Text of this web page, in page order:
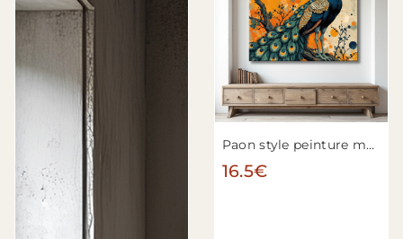
Paon style peinture moderne n°3
16.5€